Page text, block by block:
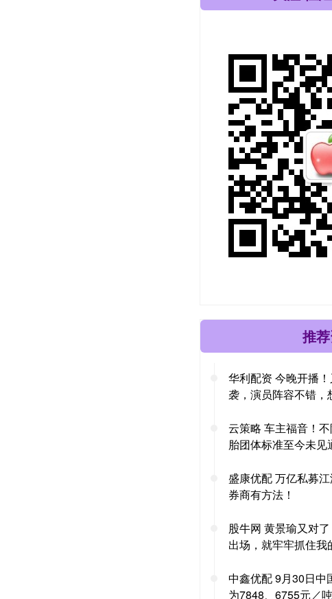
推
华利配资 今晚开播
袭，演员阵容不错，
云策略 车主福音！
胎团体标准至今未见
盛康优配 万亿私募
券商有方法！
股牛网 黄景瑜又对
出场，就牢牢抓住我
中鑫优配 9月30日中
为7848、6755元／吨